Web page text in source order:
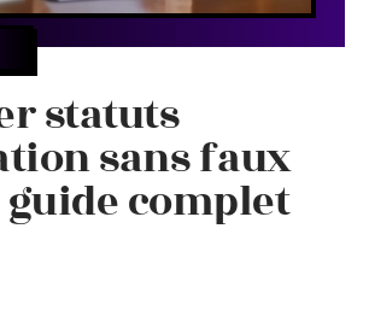
statuts
sans faux
guide complet